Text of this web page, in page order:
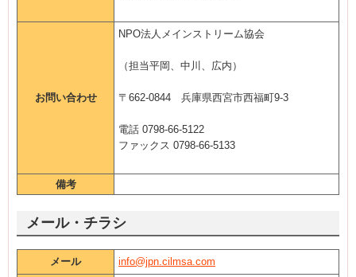
お問い合わせ
NPO法人メインストリーム協会
（担当平岡、中川、広内）
〒662-0844 兵庫県西宮市西福町9-3
電話 0798-66-5122
ファックス 0798-66-5133
備考
メール・チラシ
メール info@jpn.cilmsa.com